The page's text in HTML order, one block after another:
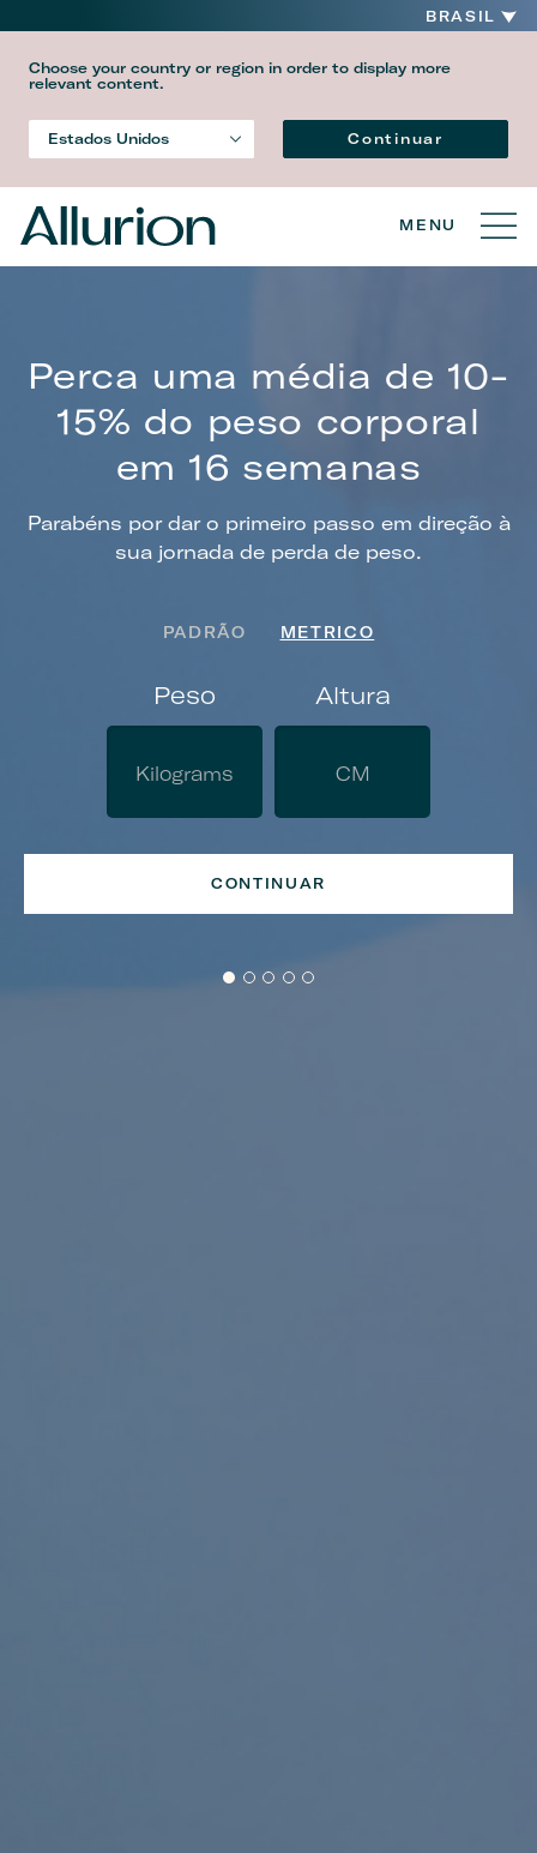
BRASIL
Choose your country or region in order to display more
relevant content.
Estados Unidos Continuar
MENU
Perca uma média de 10-
15% do peso corporal
em 16 semanas
Parabéns por dar o primeiro passo em direção à
sua jornada de perda de peso.
PADRÃO METRICO
Peso Altura
CONTINUAR